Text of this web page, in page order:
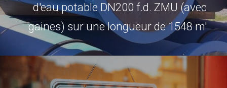
d'eau potable DN200 f.d. ZMU (avec
gaines) sur une longueur de 1548 m'